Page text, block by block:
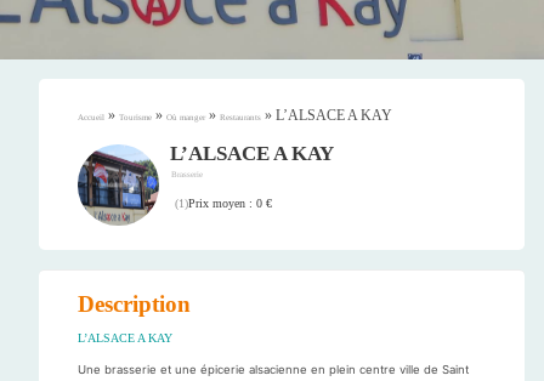
Accueil » Tourisme » Où manger » Restaurants » L’ALSACE A KAY
L’ALSACE A KAY
Brasserie
(1)Prix moyen : 0 €
Description
L’ALSACE A KAY
Une brasserie et une épicerie alsacienne en plein centre ville de Saint